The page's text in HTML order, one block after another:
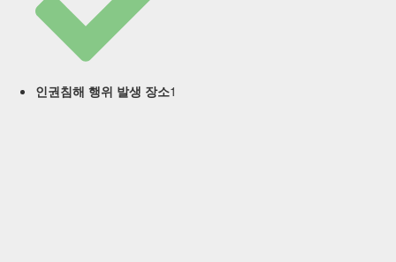
인권침해 행위 발생 장소1